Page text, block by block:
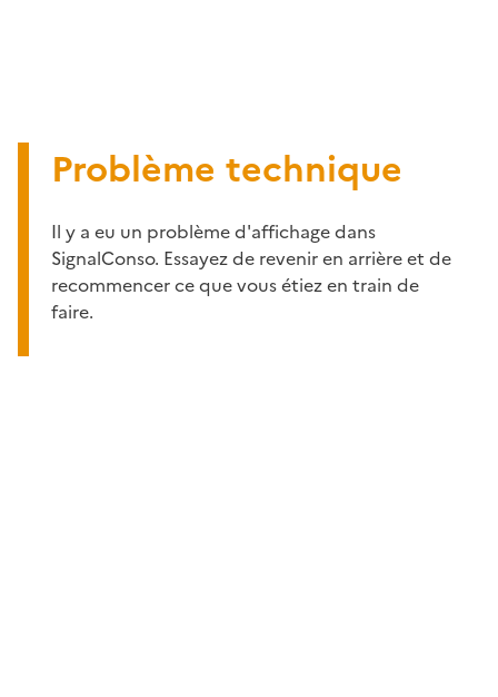
Problème technique
Il y a eu un problème d'affichage dans
SignalConso. Essayez de revenir en arrière et de
recommencer ce que vous étiez en train de
faire.